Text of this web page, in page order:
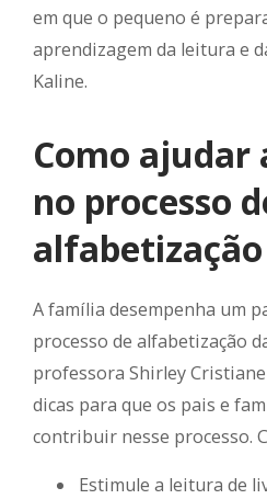
em que o pequeno é
aprendizagem da leitura e
Kaline.
Como ajudar
no processo
alfabetização
A família desempenha um
processo de alfabetização
professora Shirley
dicas para que os pais e
contribuir nesse processo.
Estimule a leitura de